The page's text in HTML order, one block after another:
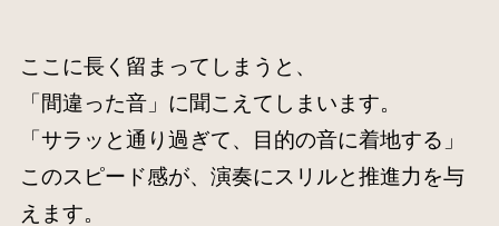
ここに長く留まってしまうと、
「間違った音」に聞こえてしまいます。
「サラッと通り過ぎて、目的の音に着地する」
このスピード感が、演奏にスリルと推進力を与
えます。